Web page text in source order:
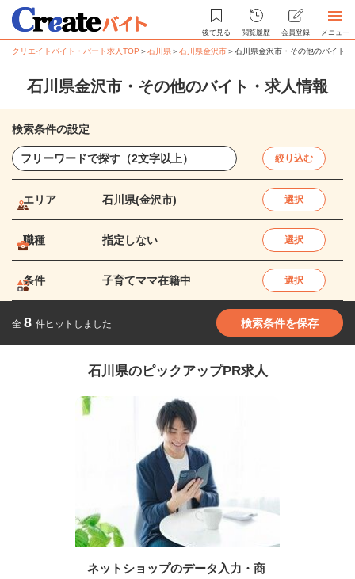
後で見る 閲覧履歴 会員登録 メニュー
クリエイトバイト・パート求人TOP ＞石川県＞石川県金沢市＞石川県金沢市・その他のバイト
石川県金沢市・その他のバイト・求人情報
検索条件の設定
絞り込む
エリア 石川県(金沢市) 選択
職種 指定しない 選択
条件 子育てママ在籍中 選択
全 8 件ヒットしました 検索条件を保存
石川県のピックアップPR求人
ネットショップのデータ入力・商